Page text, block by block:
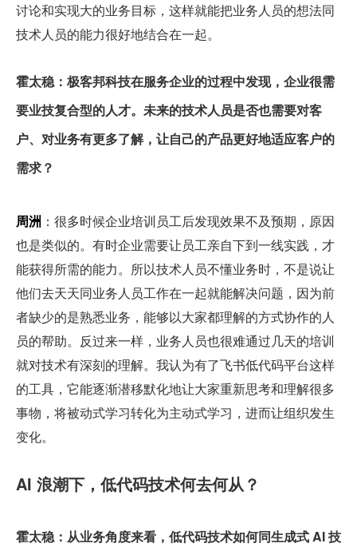
讨论和实现大的业务目标，这样就能把业务人员的想法同
技术人员的能力很好地结合在一起。
霍太稳：极客邦科技在服务企业的过程中发现，企业很需
要业技复合型的人才。未来的技术人员是否也需要对客
户、对业务有更多了解，让自己的产品更好地适应客户的
需求？
周洲 ：很多时候企业培训员工后发现效果不及预期，原因
也是类似的。有时企业需要让员工亲自下到一线实践，才
能获得所需的能力。所以技术人员不懂业务时，不是说让
他们去天天同业务人员工作在一起就能解决问题，因为前
者缺少的是熟悉业务，能够以大家都理解的方式协作的人
员的帮助。反过来一样，业务人员也很难通过几天的培训
就对技术有深刻的理解。我认为有了飞书低代码平台这样
的工具，它能逐渐潜移默化地让大家重新思考和理解很多
事物，将被动式学习转化为主动式学习，进而让组织发生
变化。
AI 浪潮下，低代码技术何去何从？
霍太稳：从业务角度来看，低代码技术如何同生成式 AI 技